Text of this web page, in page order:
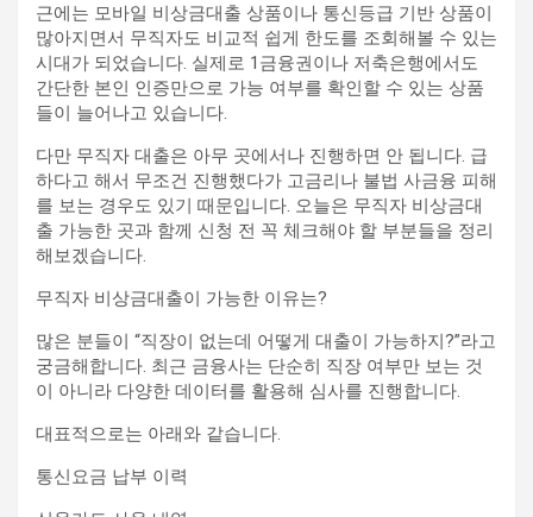
근에는 모바일 비상금대출 상품이나 통신등급 기반 상품이
많아지면서 무직자도 비교적 쉽게 한도를 조회해볼 수 있는
시대가 되었습니다. 실제로 1금융권이나 저축은행에서도
간단한 본인 인증만으로 가능 여부를 확인할 수 있는 상품
들이 늘어나고 있습니다.
다만 무직자 대출은 아무 곳에서나 진행하면 안 됩니다. 급
하다고 해서 무조건 진행했다가 고금리나 불법 사금융 피해
를 보는 경우도 있기 때문입니다. 오늘은 무직자 비상금대
출 가능한 곳과 함께 신청 전 꼭 체크해야 할 부분들을 정리
해보겠습니다.
무직자 비상금대출이 가능한 이유는?
많은 분들이 “직장이 없는데 어떻게 대출이 가능하지?”라고
궁금해합니다. 최근 금융사는 단순히 직장 여부만 보는 것
이 아니라 다양한 데이터를 활용해 심사를 진행합니다.
대표적으로는 아래와 같습니다.
통신요금 납부 이력